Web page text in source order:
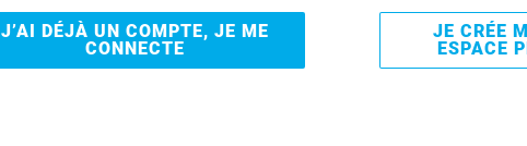
J’AI DÉJÀ UN COMPTE, JE ME
CONNECTE
JE CRÉE
ESPACE